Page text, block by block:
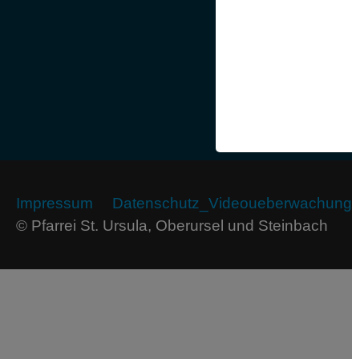
Impressum Datenschutz_Videoueberwachung
© Pfarrei St. Ursula, Oberursel und Steinbach